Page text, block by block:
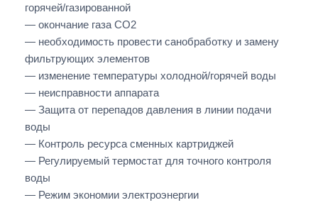
горячей/газированной
— окончание газа CO2
— необходимость провести санобработку и замену
фильтрующих элементов
— изменение температуры холодной/горячей воды
— неисправности аппарата
— Защита от перепадов давления в линии подачи
воды
— Контроль ресурса сменных картриджей
— Регулируемый термостат для точного контроля
воды
— Режим экономии электроэнергии